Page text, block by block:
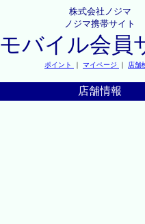
株式会社ノジマ
ノジマ携帯サイト
モバイル会員
ポイント ｜ マイページ ｜ 店舗
店舗情報